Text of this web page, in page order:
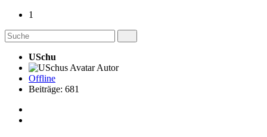
1
USchu
Autor
Offline
Beiträge: 681